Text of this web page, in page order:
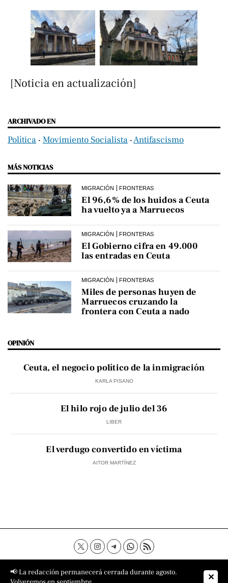
[Noticia en actualización]
ARCHIVADO EN
Política ‧ Movimiento Socialista ‧Antifascismo
MÁS NOTICIAS
MIGRACIÓN FRONTERAS
El 96,6% de los huidos a Ceuta
ha vuelto ya a Marruecos
MIGRACIÓN FRONTERAS
El Gobierno cifra en 49.000
las entradas en Ceuta
MIGRACIÓN FRONTERAS
Miles de personas huyen de
Marruecos cruzando la
frontera con Ceuta a nado
OPINIÓN
Ceuta, el negocio político de la inmigración
KARLA PISANO
El hilo rojo de julio del 36
LIBER
El verdugo convertido en víctima
AITOR MARTÍNEZ
Contacto Aviso Legal
Política de privacidad
Política de cookies
Sobre nosotros
📢 La redacción permanecerá cerrada durante agosto.
✕